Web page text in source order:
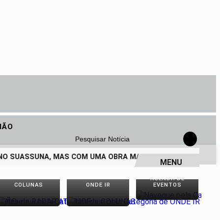
Pesquisar Notícia
SUASSUNA, MAS COM UMA OBRA MAIS VIVA DO QUE NUNCA
MENU
COLUNAS ONDE IR
AGENDA DE
EVENTOS